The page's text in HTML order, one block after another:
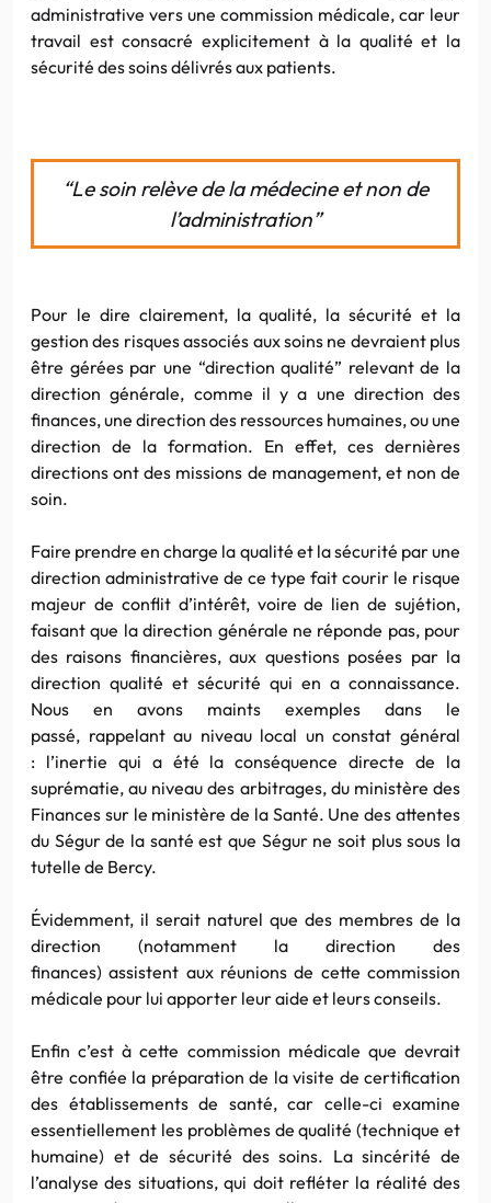
administrative vers une commission médicale, car leur
travail est consacré explicitement à la qualité et la
sécurité des soins délivrés aux patients.
“Le soin relève de la médecine et non de
l’administration”
Pour le dire clairement, la qualité, la sécurité et la
gestion des risques associés aux soins ne devraient plus
être gérées par une “direction qualité” relevant de la
direction générale, comme il y a une direction des
finances, une direction des ressources humaines, ou une
direction de la formation. En effet, ces dernières
directions ont des missions de management, et non de
soin.
Faire prendre en charge la qualité et la sécurité par une
direction administrative de ce type fait courir le risque
majeur de conflit d’intérêt, voire de lien de sujétion,
faisant que la direction générale ne réponde pas, pour
des raisons financières, aux questions posées par la
direction qualité et sécurité qui en a connaissance.
Nous en avons maints exemples dans le
passé, rappelant au niveau local un constat général
: l’inertie qui a été la conséquence directe de la
suprématie, au niveau des arbitrages, du ministère des
Finances sur le ministère de la Santé. Une des attentes
du Ségur de la santé est que Ségur ne soit plus sous la
tutelle de Bercy.
Évidemment, il serait naturel que des membres de la
direction (notamment la direction des
finances) assistent aux réunions de cette commission
médicale pour lui apporter leur aide et leurs conseils.
Enfin c’est à cette commission médicale que devrait
être confiée la préparation de la visite de certification
des établissements de santé, car celle-ci examine
essentiellement les problèmes de qualité (technique et
humaine) et de sécurité des soins. La sincérité de
l’analyse des situations, qui doit refléter la réalité des